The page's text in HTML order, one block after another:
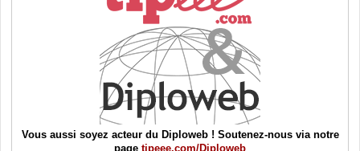
Vous aussi soyez acteur du Diploweb ! Soutenez-nous via notre
page tipeee.com/Diploweb